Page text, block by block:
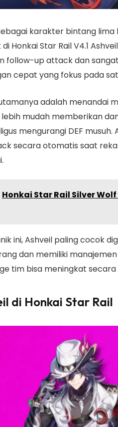
karakter bintang
Honkai Star Rail V4.1
follow-up attack dan
cepat yang fokus pada
adalah menandai
mudah memberikan
mengurangi DEF
secara otomatis saat
Honkai Star Rail Silver
ini, Ashveil paling cocok
dan memiliki
tim bisa meningkat secara
di Honkai Star Rail